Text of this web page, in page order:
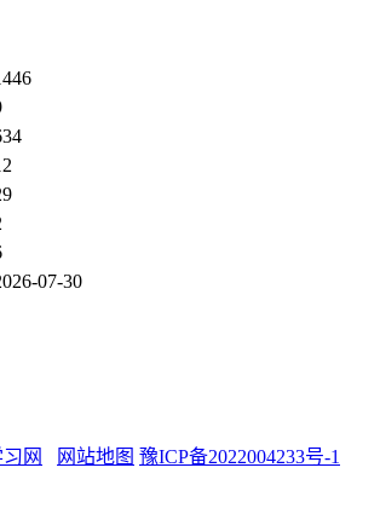
07-30
网 网站地图 豫ICP备2022004233号-1